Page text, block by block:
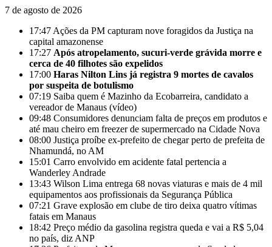
7 de agosto de 2026
17:47 Ações da PM capturam nove foragidos da Justiça na
capital amazonense
17:27 Após atropelamento, sucuri-verde grávida morre e
cerca de 40 filhotes são expelidos
17:00 Haras Nilton Lins já registra 9 mortes de cavalos
por suspeita de botulismo
07:19 Saiba quem é Mazinho da Ecobarreira, candidato a
vereador de Manaus (vídeo)
09:48 Consumidores denunciam falta de preços em produtos e
até mau cheiro em freezer de supermercado na Cidade Nova
08:00 Justiça proíbe ex-prefeito de chegar perto de prefeita de
Nhamundá, no AM
15:01 Carro envolvido em acidente fatal pertencia a
Wanderley Andrade
13:43 Wilson Lima entrega 68 novas viaturas e mais de 4 mil
equipamentos aos profissionais da Segurança Pública
07:21 Grave explosão em clube de tiro deixa quatro vítimas
fatais em Manaus
18:42 Preço médio da gasolina registra queda e vai a R$ 5,04
no país, diz ANP